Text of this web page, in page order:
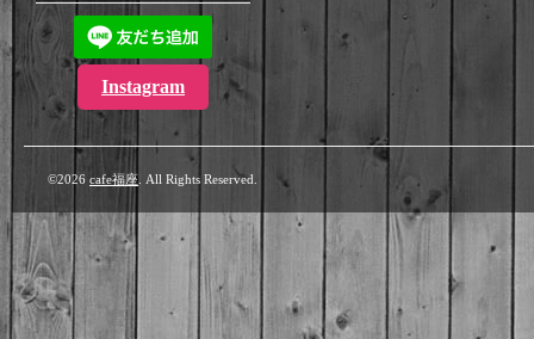
Instagram
©2026 cafe福座 . All Rights Reserved.